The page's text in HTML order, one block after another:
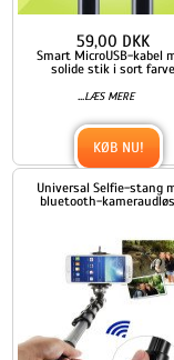
Smart MicroUSB-kabel
solide stik i sort farve
...LÆS MERE
59,00 DKK
KØB NU!
Universal Selfie-stang
bluetooth-